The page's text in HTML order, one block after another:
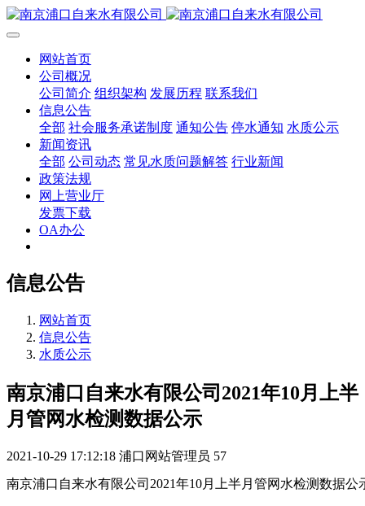
网站首页
公司概况
公司简介 组织架构 发展历程 联系我们
信息公告
全部 社会服务承诺制度 通知公告 停水通知 水质公示
新闻资讯
全部 公司动态 常见水质问题解答 行业新闻
政策法规
网上营业厅
发票下载
OA办公
信息公告
网站首页
信息公告
水质公示
南京浦口自来水有限公司2021年10月上半
月管网水检测数据公示
2021-10-29 17:12:18 浦口网站管理员 57
南京浦口自来水有限公司2021年10月上半月管网水检测数据公